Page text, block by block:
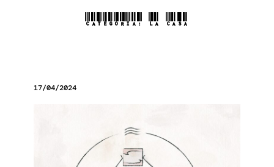
CATEGORIA: LA CASA
17/04/2024